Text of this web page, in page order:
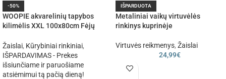
-50%
WOOPIE akvarelinių tapybos
kilimėlis XXL 100x80cm Fėjų
Žaislai, Kūrybiniai rinkiniai,
IŠPARDAVIMAS - Prekes
išsiunčiame ir paruošiame
atsiėmimui tą pačią dieną!
IŠPARDUOTA
Metaliniai vaikų virtuvėlės
rinkinys kuprinėje
Virtuvės reikmenys, Žaislai
24,99€